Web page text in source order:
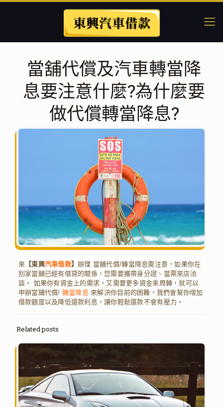
當舖代償及汽車轉當降
息要注意什麼?為什麼要
做代償轉當降息?
來 【東興汽車借款】辦理 當舖代償/轉當降息需注意，如果你在
別家當舖已經有借貸的關係，您需要攜帶身分證、當票來店洽
談。 如果你有資金上的需求，又需要更多資金來周轉，就可以
申辦當鋪代償/ 轉當降息 來解決你目前的困難，我們會幫你增加
借款額度以及降低還款利息，讓你輕鬆還款不會有壓力。
Related posts